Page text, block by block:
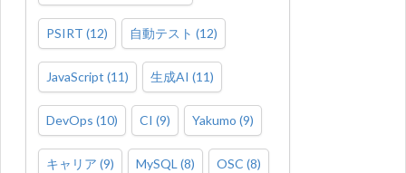
PSIRT (12) 自動テスト (12)
JavaScript (11) 生成AI (11)
DevOps (10) CI (9) Yakumo (9)
キャリア (9) MySQL (8) OSC (8)